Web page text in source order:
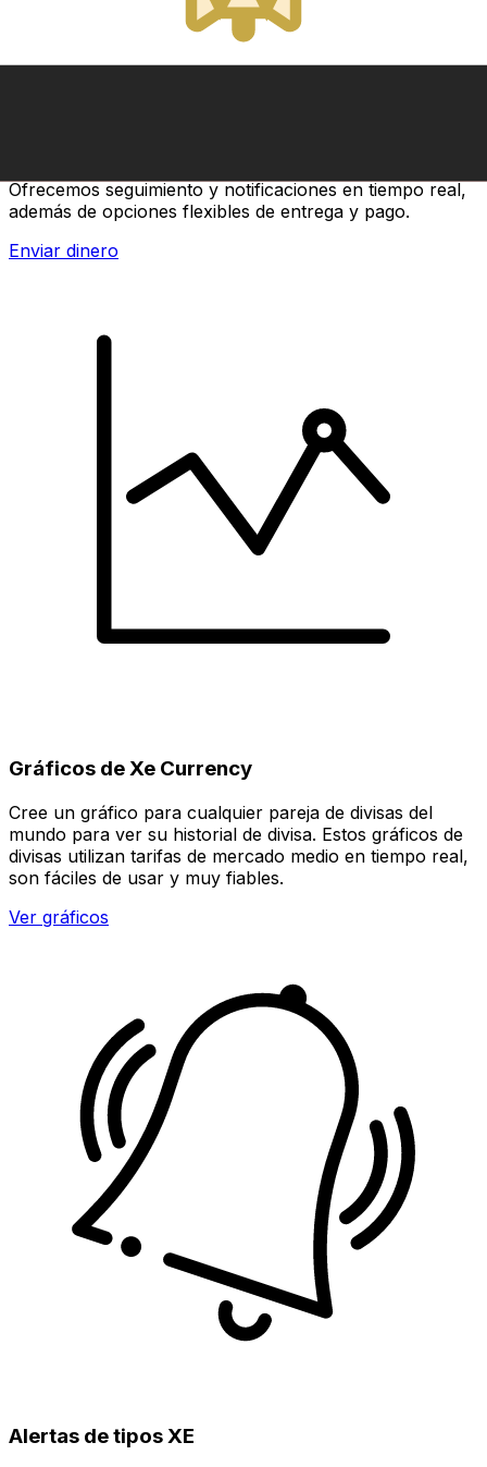
Ofrecemos seguimiento y notificaciones en tiempo real,
además de opciones flexibles de entrega y pago.
Enviar dinero
Gráficos de Xe Currency
Cree un gráfico para cualquier pareja de divisas del
mundo para ver su historial de divisa. Estos gráficos de
divisas utilizan tarifas de mercado medio en tiempo real,
son fáciles de usar y muy fiables.
Ver gráficos
Alertas de tipos XE